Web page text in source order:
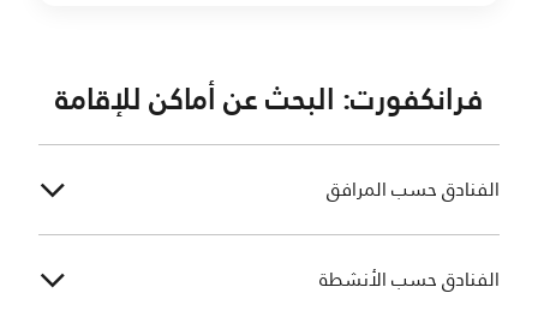
فرانكفورت: البحث عن أماكن للإقامة
الفنادق حسب المرافق
الفنادق حسب الأنشطة